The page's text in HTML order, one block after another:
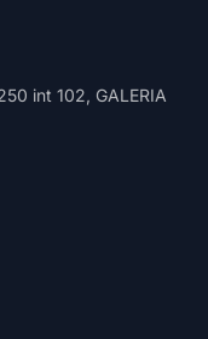
int 102, GALERIA